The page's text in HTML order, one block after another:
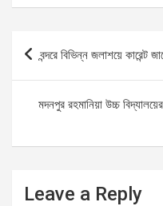
ce
b
o
o
k
ail at
A
p
p
g
Post
navigation
বন্দরে বিভিন্ন জলাশয়ে কারেন্ট
মদনপুর রহমানিয়া উচ্চ
Leave a Reply